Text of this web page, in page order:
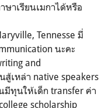
ษาเรียนเมกาได้หรือ
Tennesse มี่
นะคะ
and
สู้เหล่า native speakers
มีทุนให้เด็ก transfer ค่า
scholarship